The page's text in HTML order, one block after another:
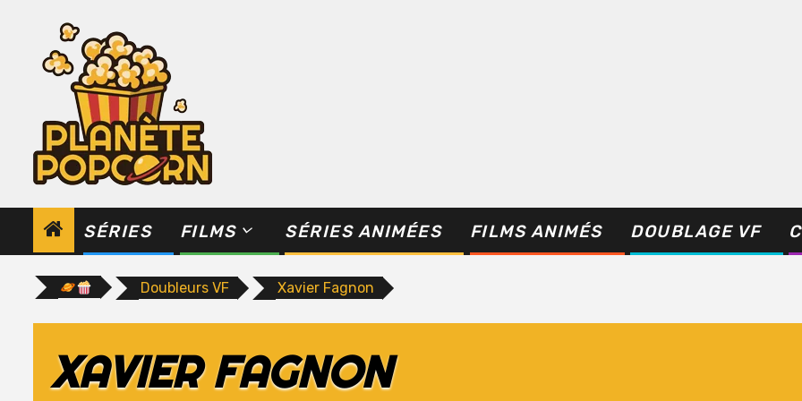
SÉRIES FILMS SÉRIES ANIMÉES FILMS ANIMÉS DOUBLAGE VF
Doubleurs VF Xavier Fagnon
XAVIER FAGNON